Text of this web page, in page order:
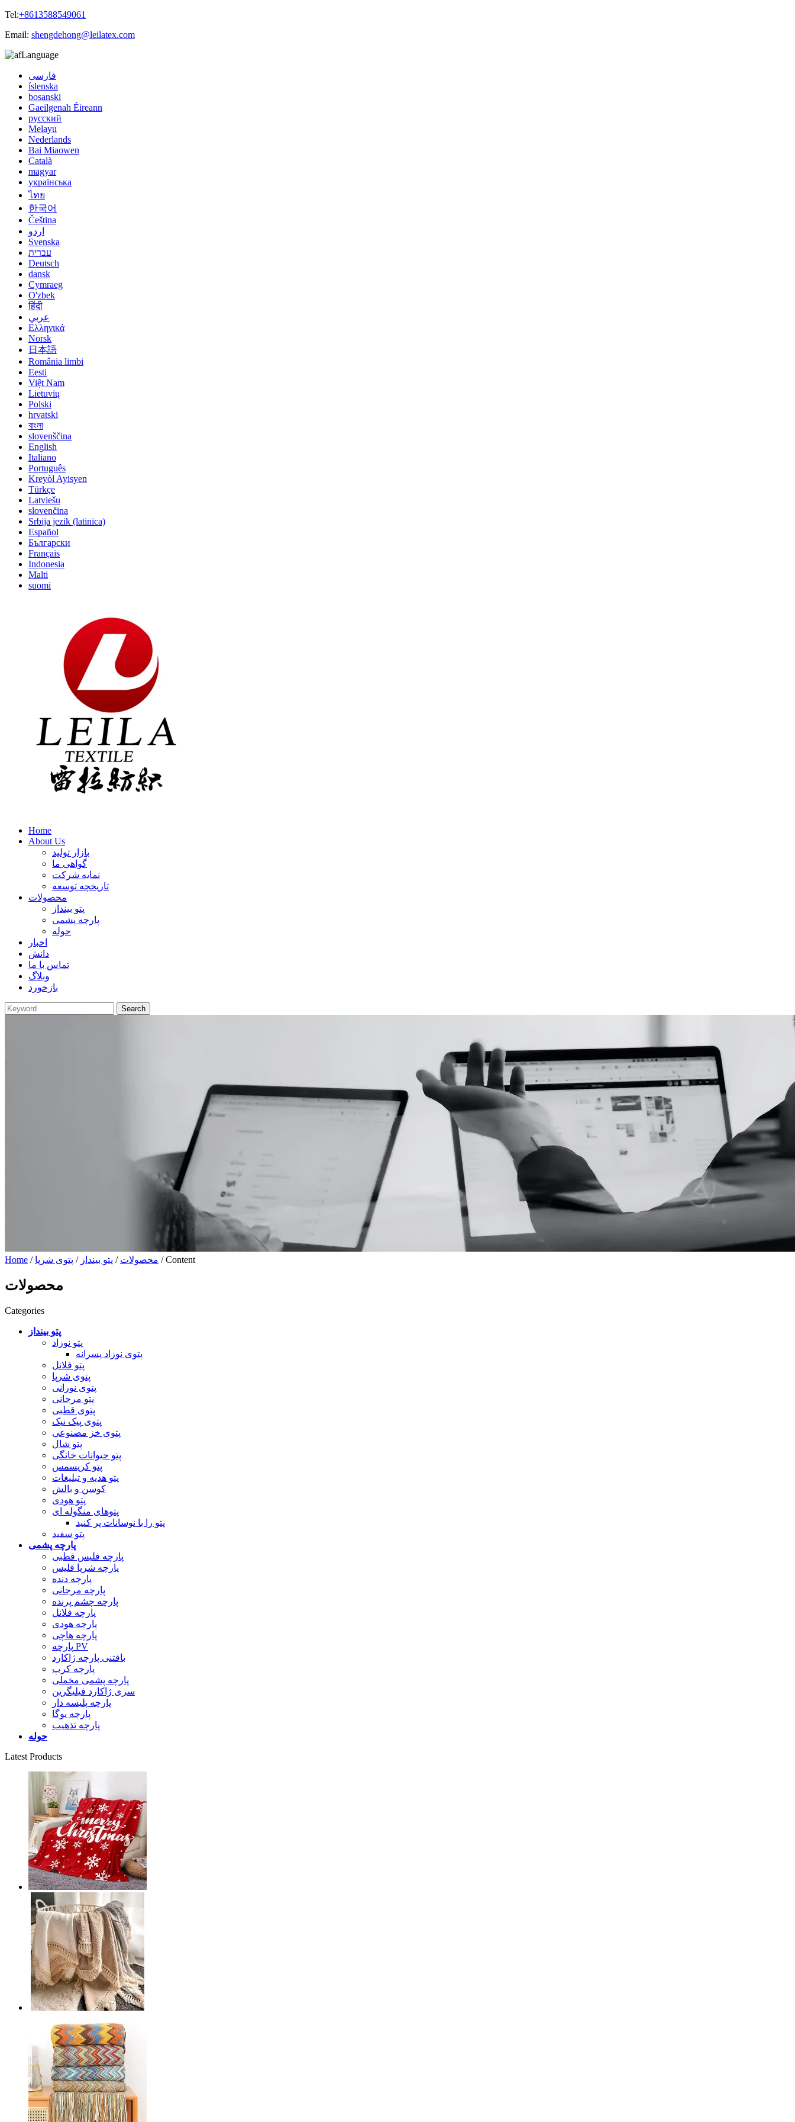
Tel:+8613588549061
Email: shengdehong@leilatex.com
Language
فارسی
íslenska
bosanski
Gaeilgenah Éireann
русский
Melayu
Nederlands
Bai Miaowen
Català
magyar
українська
ไทย
한국어
Čeština
اردو
Svenska
עברית
Deutsch
dansk
Cymraeg
O'zbek
हिंदी
عربي
Ελληνικά
Norsk
日本語
România limbi
Eesti
Việt Nam
Lietuvių
Polski
hrvatski
বাংলা
slovenščina
English
Italiano
Português
Kreyòl Ayisyen
Türkçe
Latviešu
slovenčina
Srbija jezik (latinica)
Español
Български
Français
Indonesia
Malti
suomi
Home
About Us
بازار تولید
گواهی ما
نمایه شرکت
تاریخچه توسعه
محصولات
پتو بینداز
پارچه پشمی
حوله
اخبار
دانش
تماس با ما
وبلاگ
بازخورد
Home / محصولات / پتو بینداز / پتوی شرپا / Content
محصولات
Categories
پتو بینداز
پتو نوزاد
پتوی نوزاد پسرانه
پتو فلانل
پتوی شرپا
پتوی نورانی
پتو مرجانی
پتوی قطبی
پتوی پیک نیک
پتوی خز مصنوعی
پتو شال
پتو حیوانات خانگی
پتو کریسمس
پتو هدیه و تبلیغات
کوسن و بالش
پتو هودی
پتوهای منگوله ای
پتو را با نوسانات پر کنید
پتو سفید
پارچه پشمی
پارچه فلیس قطبی
پارچه شرپا فلیس
پارچه دنده
پارچه مرجانی
پارچه چشم پرنده
پارچه فلانل
پارچه هودی
پارچه هاچی
پارچه PV
بافتنی پارچه ژاکارد
پارچه کرپ
پارچه پشمی مخملی
سری ژاکارد فیلیگرین
پارچه پلیسه دار
پارچه یوگا
پارچه تذهیب
حوله
Latest Products